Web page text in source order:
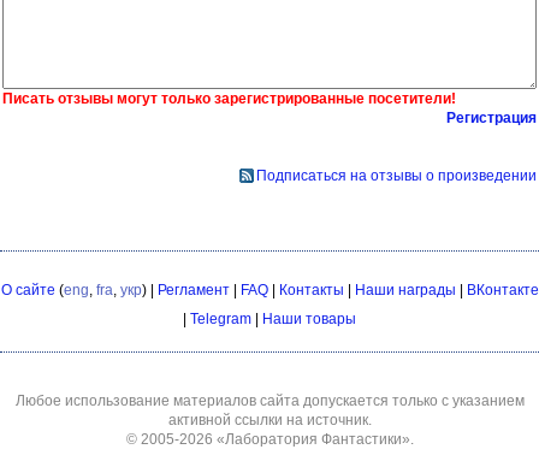
Писать отзывы могут только зарегистрированные посетители!
Регистрация
Подписаться на отзывы о произведении
О сайте (eng fra укр) | Регламент| FAQ| Контакты | Наши награды | ВКонтакте
| Telegram | Наши товары
Любое использование материалов сайта допускается только с указанием
активной ссылки на источник.
© 2005-2026 «Лаборатория Фантастики»